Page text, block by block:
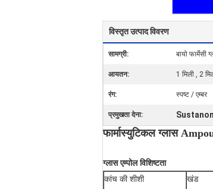
विस्तृत उत्पाद विवरण
सामग्री: बायो फार्मेसी
आयतन: 1 मिली , 2
रंग: स्पष्ट / एम्बर
प्रमुखता देना: Sustanon
फार्मास्युटिकल ग्लास
ग्लास एम्पोल विशिष्टता
कांच की शीशी
खंड